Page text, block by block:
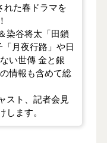
れた春ドラマを
染谷将太「田鎖
月夜行路」や日
い世傳 金と銀
情報も含めて総
スト、記者会見
ます。